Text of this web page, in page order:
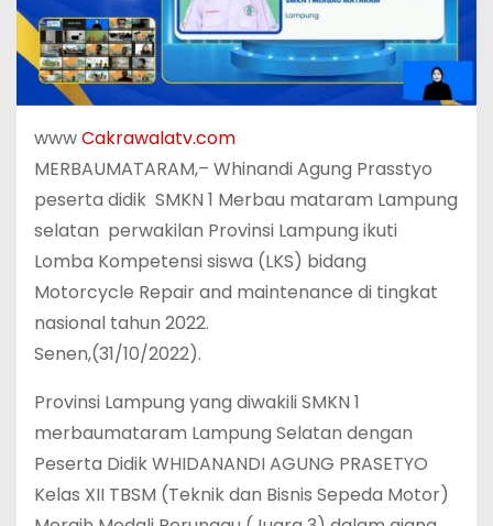
wwwCakrawalatv.com
MERBAUMATARAM,– Whinandi Agung Prasstyo
peserta didik SMKN 1 Merbau mataram Lampung
selatan perwakilan Provinsi Lampung ikuti
Lomba Kompetensi siswa (LKS) bidang
Motorcycle Repair and maintenance di tingkat
nasional tahun 2022.
Senen,(31/10/2022).
Provinsi Lampung yang diwakili SMKN 1
merbaumataram Lampung Selatan dengan
Peserta Didik WHIDANANDI AGUNG PRASETYO
Kelas XII TBSM (Teknik dan Bisnis Sepeda Motor)